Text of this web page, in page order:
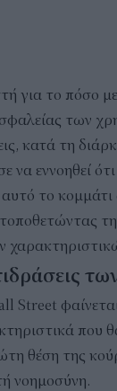
για το πόσο
των
κατά τη
να εννοηθεί
αυτό το
Street
που
θέση της
νοημοσύνη.